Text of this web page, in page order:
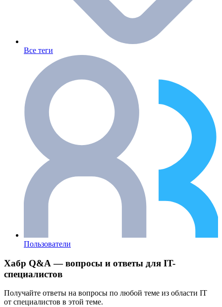
Все теги
Пользователи
Хабр Q&A — вопросы и ответы для IT-
специалистов
Получайте ответы на вопросы по любой теме из области IT
от специалистов в этой теме.